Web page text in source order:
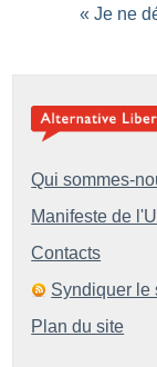
« Je ne
Qui sommes-
Manifeste de
Contacts
Syndiquer le
Plan du site